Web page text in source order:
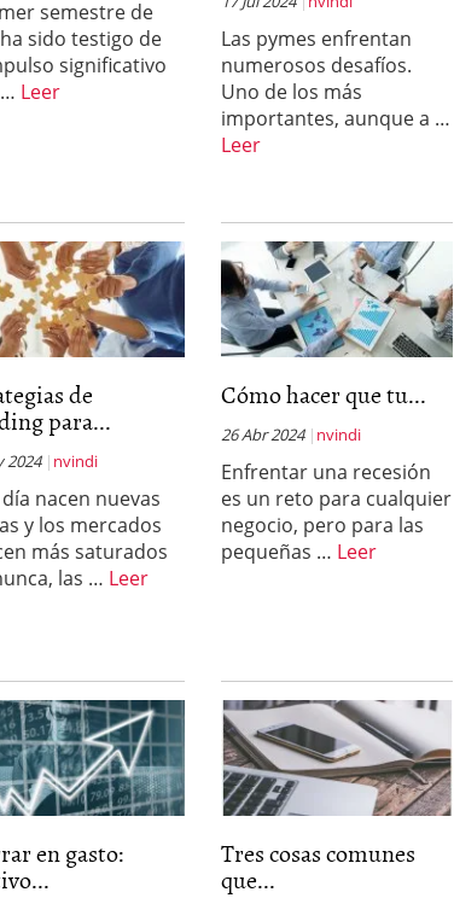
semestre de
sido testigo de
significativo
Leer
Las pymes enfrentan
numerosos desafíos.
Uno de los más
importantes, aunque a …
Leer
de
para...
2024 nvindi
nacen nuevas
y los mercados
más saturados
las … Leer
Cómo hacer que tu...
26 Abr 2024 nvindi
Enfrentar una recesión
es un reto para cualquier
negocio, pero para las
pequeñas … Leer
en gasto: Tres cosas comunes
que...